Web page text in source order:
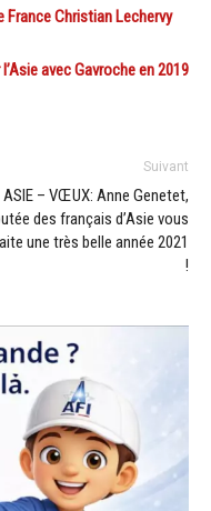
France Christian Lechervy
avec Gavroche en 2019
Suivant
ASIE – VŒUX: Anne Genetet,
des français d’Asie vous
une très belle année 2021
!